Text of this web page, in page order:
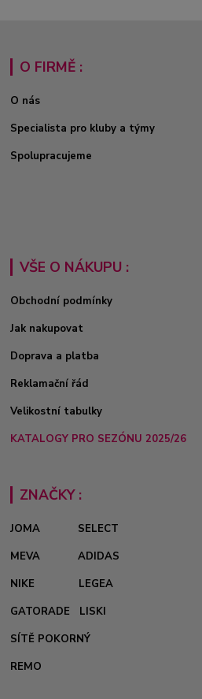
O FIRMĚ :
O nás
Specialista pro kluby a týmy
Spolupracujeme
VŠE O NÁKUPU :
Obchodní podmínky
Jak nakupovat
Doprava a platba
Reklamační řád
Velikostní tabulky
KATALOGY PRO SEZÓNU 2025/26
ZNAČKY :
JOMA
SELECT
MEVA
ADIDAS
NIKE
LEGEA
GATORADE
LISKI
SÍTĚ POKORNÝ
REMO